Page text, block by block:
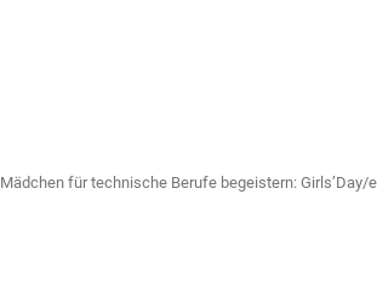
Mädchen für technische Berufe begeistern: Girls’Day/